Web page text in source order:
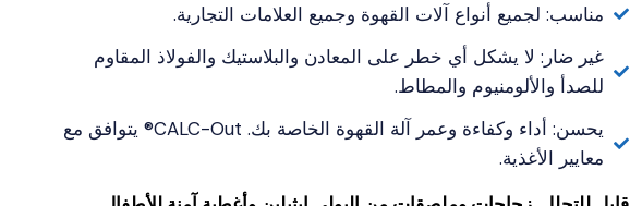
مناسب: لجميع أنواع آلات القهوة وجميع العلامات التجارية.
غير ضار: لا يشكل أي خطر على المعادن والبلاستيك والفولاذ المقاوم
للصدأ والألومنيوم والمطاط.
يحسن: أداء وكفاءة وعمر آلة القهوة الخاصة بك. CALC-Out® يتوافق مع
معايير الأغذية.